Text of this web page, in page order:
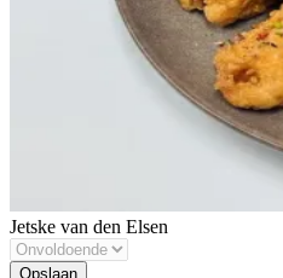
Jetske van den Elsen